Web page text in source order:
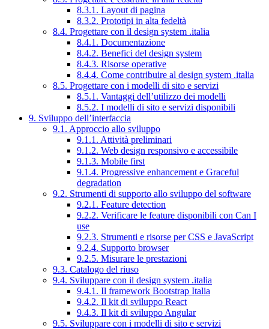
8.3.1. Layout di pagina
8.3.2. Prototipi in alta fedeltà
8.4. Progettare con il design system .italia
8.4.1. Documentazione
8.4.2. Benefici del design system
8.4.3. Risorse operative
8.4.4. Come contribuire al design system .italia
8.5. Progettare con i modelli di sito e servizi
8.5.1. Vantaggi dell’utilizzo dei modelli
8.5.2. I modelli di sito e servizi disponibili
9. Sviluppo dell’interfaccia
9.1. Approccio allo sviluppo
9.1.1. Attività preliminari
9.1.2. Web design responsivo e accessibile
9.1.3. Mobile first
9.1.4. Progressive enhancement e Graceful
degradation
9.2. Strumenti di supporto allo sviluppo del software
9.2.1. Feature detection
9.2.2. Verificare le feature disponibili con Can I
use
9.2.3. Strumenti e risorse per CSS e JavaScript
9.2.4. Supporto browser
9.2.5. Misurare le prestazioni
9.3. Catalogo del riuso
9.4. Sviluppare con il design system .italia
9.4.1. Il framework Bootstrap Italia
9.4.2. Il kit di sviluppo React
9.4.3. Il kit di sviluppo Angular
9.5. Sviluppare con i modelli di sito e servizi